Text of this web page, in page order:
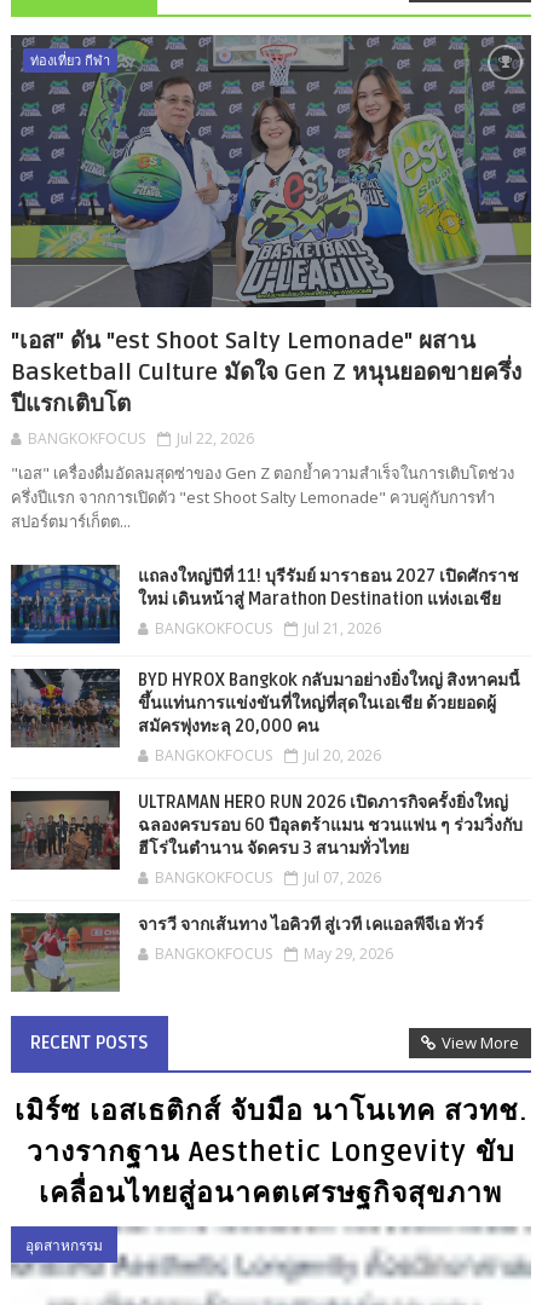
ท่องเที่ยว กีฬา
"เอส" ดัน "est Shoot Salty Lemonade" ผสาน
Basketball Culture มัดใจ Gen Z หนุนยอดขายครึ่ง
ปีแรกเติบโต
BANGKOKFOCUS Jul 22, 2026
"เอส" เครื่องดื่มอัดลมสุดซ่าของ Gen Z ตอกย้ำความสำเร็จในการเติบโตช่วง
ครึ่งปีแรก จากการเปิดตัว "est Shoot Salty Lemonade" ควบคู่กับการทำ
สปอร์ตมาร์เก็ตต...
แถลงใหญ่ปีที่ 11! บุรีรัมย์ มาราธอน 2027 เปิดศักราช
ใหม่ เดินหน้าสู่ Marathon Destination แห่งเอเชีย
BANGKOKFOCUS
Jul 21, 2026
BYD HYROX Bangkok กลับมาอย่างยิ่งใหญ่ สิงหาคมนี้
ขึ้นแท่นการแข่งขันที่ใหญ่ที่สุดในเอเชีย ด้วยยอดผู้
สมัครพุ่งทะลุ 20,000 คน
BANGKOKFOCUS
Jul 20, 2026
ULTRAMAN HERO RUN 2026 เปิดภารกิจครั้งยิ่งใหญ่
ฉลองครบรอบ 60 ปีอุลตร้าแมน ชวนแฟน ๆ ร่วมวิ่งกับ
ฮีโร่ในตำนาน จัดครบ 3 สนามทั่วไทย
BANGKOKFOCUS
Jul 07, 2026
จารวี จากเส้นทาง ไอคิวที สู่เวที เคแอลพีจีเอ ทัวร์
BANGKOKFOCUS
May 29, 2026
RECENT POSTS View More
เมิร์ซ เอสเธติกส์ จับมือ นาโนเทค สวทช.
วางรากฐาน Aesthetic Longevity ขับ
เคลื่อนไทยสู่อนาคตเศรษฐกิจสุขภาพ
อุตสาหกรรม